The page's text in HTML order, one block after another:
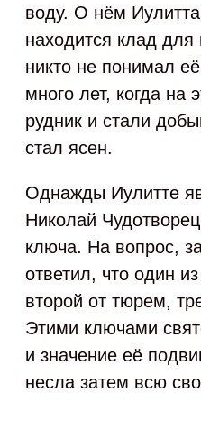
воду. О нём
находится клад для
никто не понимал
много лет, когда на
рудник и стали
стал ясен.
Однажды Иулитте
Николай
ключа. На вопрос,
ответил, что один
второй от тюрем,
Этими ключами
и значение её
несла затем всю